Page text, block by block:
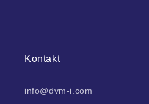
Kontakt
info@dvm-i.com